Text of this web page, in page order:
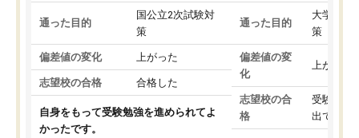
通った目的
国公立2次試験対
策
偏差値の変化 上がった
志望校の合格 合格した
自身をもって受験勉強を進められてよ
かったです。
通った目的
大学入学
策
偏差値の変
化
上がった
志望校の合
格
受験して
出ていな